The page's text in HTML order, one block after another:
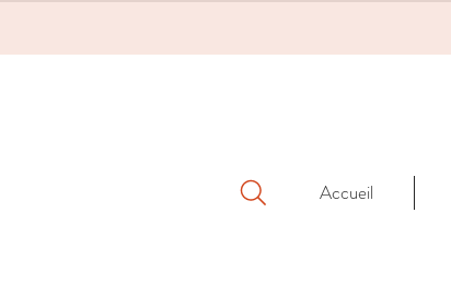
Accueil